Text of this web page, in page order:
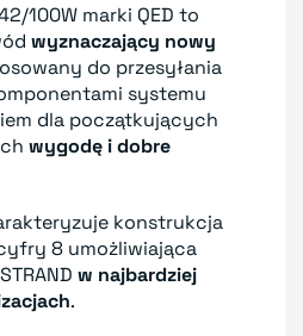
100W marki QED to
wyznaczający nowy
do przesyłania
systemu
dla początkujących
wygodę i dobre
konstrukcja
8 umożliwiająca
w najbardziej
.